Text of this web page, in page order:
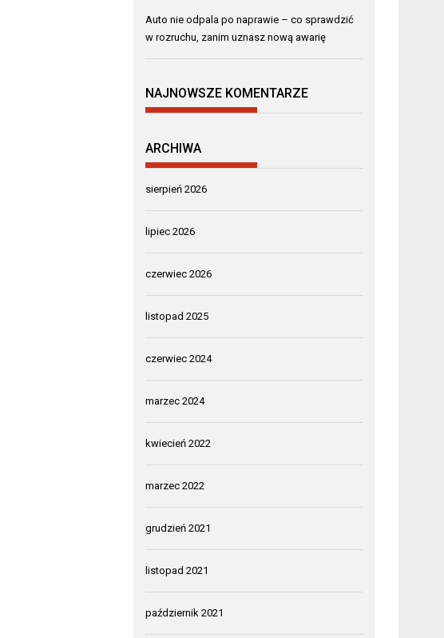
Auto nie odpala po naprawie – co sprawdzić
w rozruchu, zanim uznasz nową awarię
NAJNOWSZE KOMENTARZE
ARCHIWA
sierpień 2026
lipiec 2026
czerwiec 2026
listopad 2025
czerwiec 2024
marzec 2024
kwiecień 2022
marzec 2022
grudzień 2021
listopad 2021
październik 2021